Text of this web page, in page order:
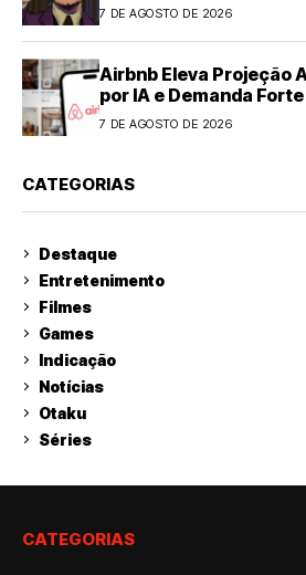
7 DE AGOSTO DE 2026
Airbnb Eleva Projeção
por IA e Demanda Forte
7 DE AGOSTO DE 2026
CATEGORIAS
Destaque
Entretenimento
Filmes
Games
Indicação
Notícias
Otaku
Séries
CATEGORIAS